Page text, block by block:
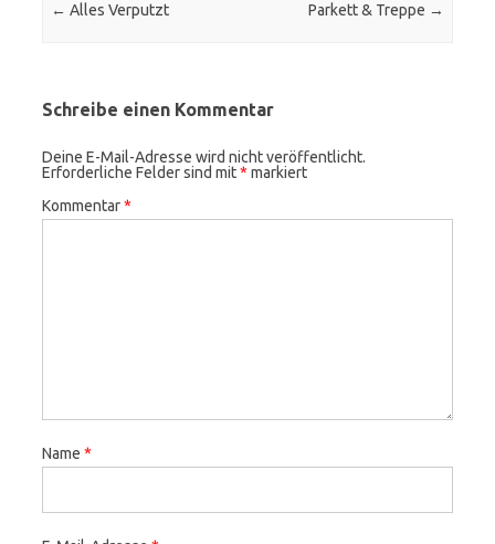
Post navigation
← Alles Verputzt Parkett & Treppe →
Schreibe einen Kommentar
Deine E-Mail-Adresse wird nicht veröffentlicht.
Erforderliche Felder sind mit* markiert
Kommentar*
Name *